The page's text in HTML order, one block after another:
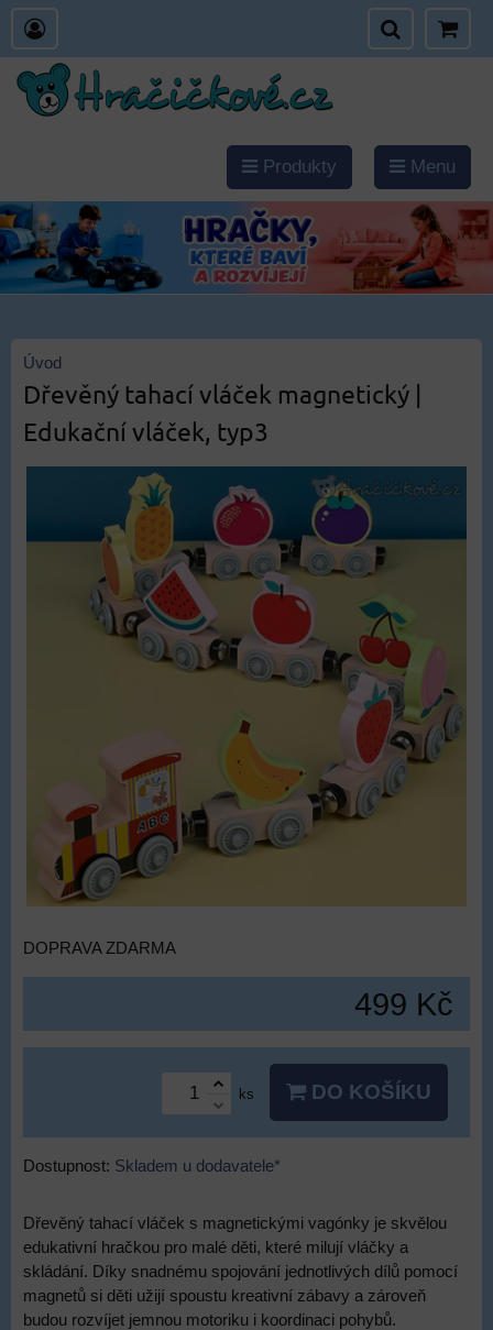
Produkty Menu
Úvod
Dřevěný tahací vláček magnetický |
Edukační vláček, typ3
DOPRAVA ZDARMA
499 Kč
ks DO KOŠÍKU
Dostupnost: Skladem u dodavatele*
Dřevěný tahací vláček s magnetickými vagónky je skvělou
edukativní hračkou pro malé děti, které milují vláčky a
skládání. Díky snadnému spojování jednotlivých dílů pomocí
magnetů si děti užijí spoustu kreativní zábavy a zároveň
budou rozvíjet jemnou motoriku i koordinaci pohybů.